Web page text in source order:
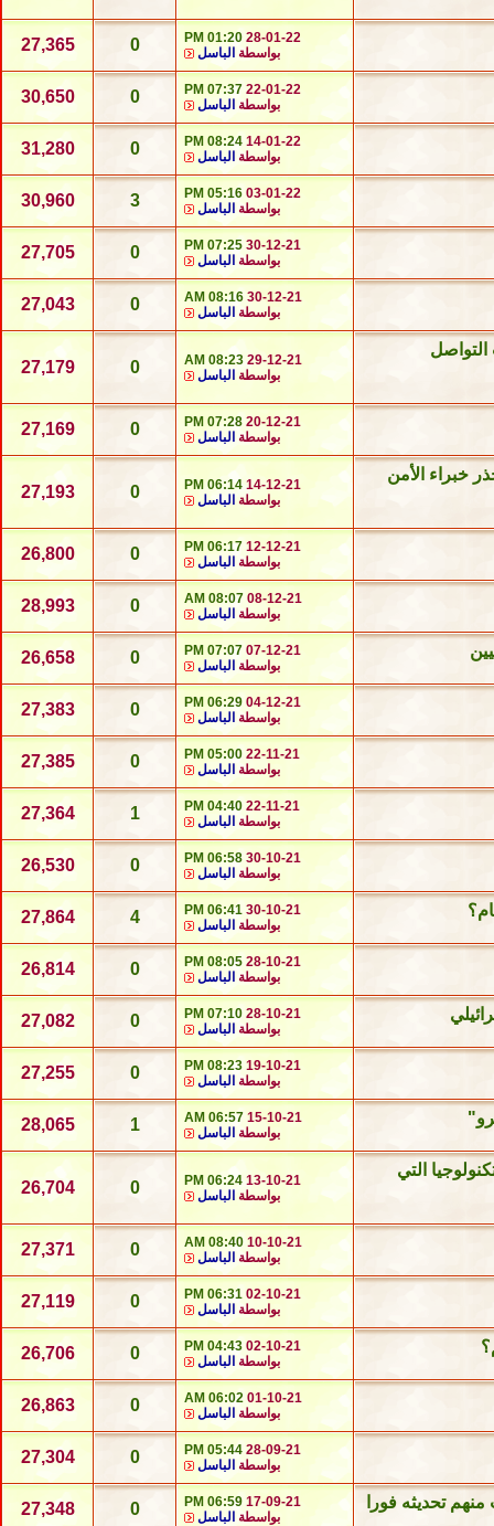
28-01-22
01:20 PM
بواسطة الباسل 0
27,365
22-01-22
07:37 PM
بواسطة الباسل 0
30,650
14-01-22
08:24 PM
بواسطة الباسل 0
31,280
03-01-22
05:16 PM
بواسطة الباسل 3
30,960
30-12-21
07:25 PM
بواسطة الباسل 0
27,705
30-12-21
08:16 AM
بواسطة الباسل 0
27,043
التواصل
29-12-21
08:23 AM
بواسطة الباسل 0
27,179
20-12-21
07:28 PM
بواسطة الباسل 0
27,169
خبراء الأمن
14-12-21
06:14 PM
بواسطة الباسل 0
27,193
12-12-21
06:17 PM
بواسطة الباسل 0
26,800
08-12-21
08:07 AM
بواسطة الباسل 0
28,993
07-12-21
07:07 PM
بواسطة الباسل 0
26,658
04-12-21
06:29 PM
بواسطة الباسل 0
27,383
22-11-21
05:00 PM
بواسطة الباسل 0
27,385
22-11-21
04:40 PM
بواسطة الباسل 1
27,364
30-10-21
06:58 PM
بواسطة الباسل 0
26,530
30-10-21
06:41 PM
بواسطة الباسل 4
27,864
28-10-21
08:05 PM
بواسطة الباسل 0
26,814
28-10-21
07:10 PM
بواسطة الباسل 0
27,082
19-10-21
08:23 PM
بواسطة الباسل 0
27,255
15-10-21
06:57 AM
بواسطة الباسل 1
28,065
التي
13-10-21
06:24 PM
بواسطة الباسل 0
26,704
10-10-21
08:40 AM
بواسطة الباسل 0
27,371
02-10-21
06:31 PM
بواسطة الباسل 0
27,119
02-10-21
04:43 PM
بواسطة الباسل 0
26,706
01-10-21
06:02 AM
بواسطة الباسل 0
26,863
28-09-21
05:44 PM
بواسطة الباسل 0
27,304
تحديثه فورا 17-09-21
06:59 PM
بواسطة الباسل 0
27,348